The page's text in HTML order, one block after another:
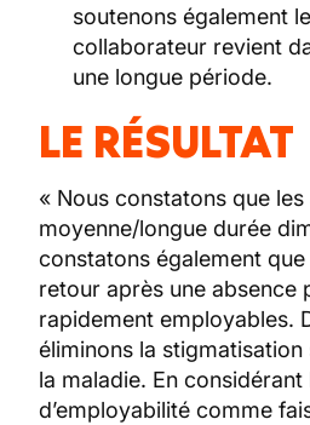
soutenons également
collaborateur revient
une longue période.
LE RÉSULTAT
« Nous constatons que
moyenne/longue durée
constatons également
retour après une absence
rapidement employables.
éliminons la
la maladie. En considérant
d’employabilité comme